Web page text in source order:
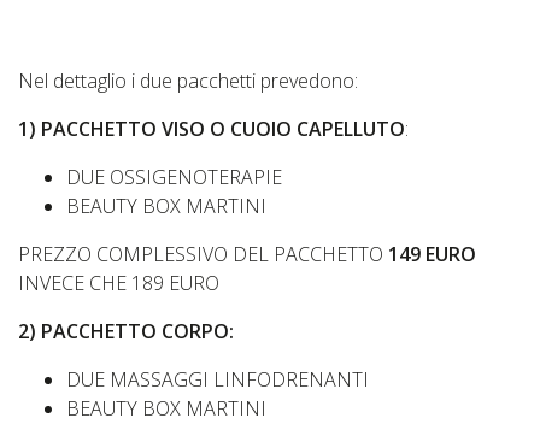
Nel dettaglio i due pacchetti prevedono:
1) PACCHETTO VISO O CUOIO CAPELLUTO:
DUE OSSIGENOTERAPIE
BEAUTY BOX MARTINI
PREZZO COMPLESSIVO DEL PACCHETTO 149 EURO
INVECE CHE 189 EURO
2) PACCHETTO CORPO:
DUE MASSAGGI LINFODRENANTI
BEAUTY BOX MARTINI